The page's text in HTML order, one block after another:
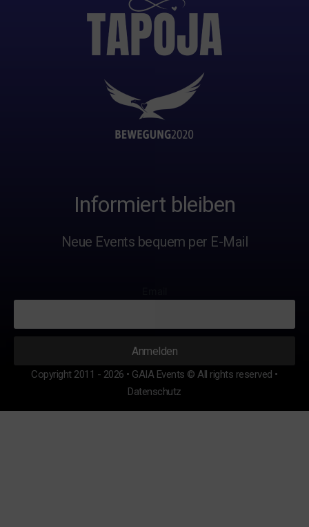
Informiert bleiben
Neue Events bequem per E-Mail
Copyright 2011 - 2026 • GAIA Events © All rights reserved •
Datenschutz